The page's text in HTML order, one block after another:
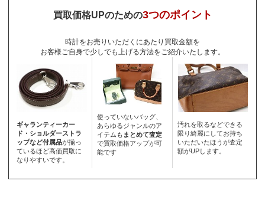
買取価格UPのための3つのポイント
時計をお売りいただくにあたり買取金額を
お客様ご自身で少しでも上げる方法をご紹介いたします。
ギャランティーカー
ド・ショルダーストラ
ップなど付属品が揃っ
ているほど高価買取に
なりやすいです。
使っていないバッグ、
あらゆるジャンルのア
イテムも まとめて査定
で買取価格アップが可
能です
汚れを取るなどできる
限り綺麗にしてお持ち
いただいたほうが査定
額がUPします。